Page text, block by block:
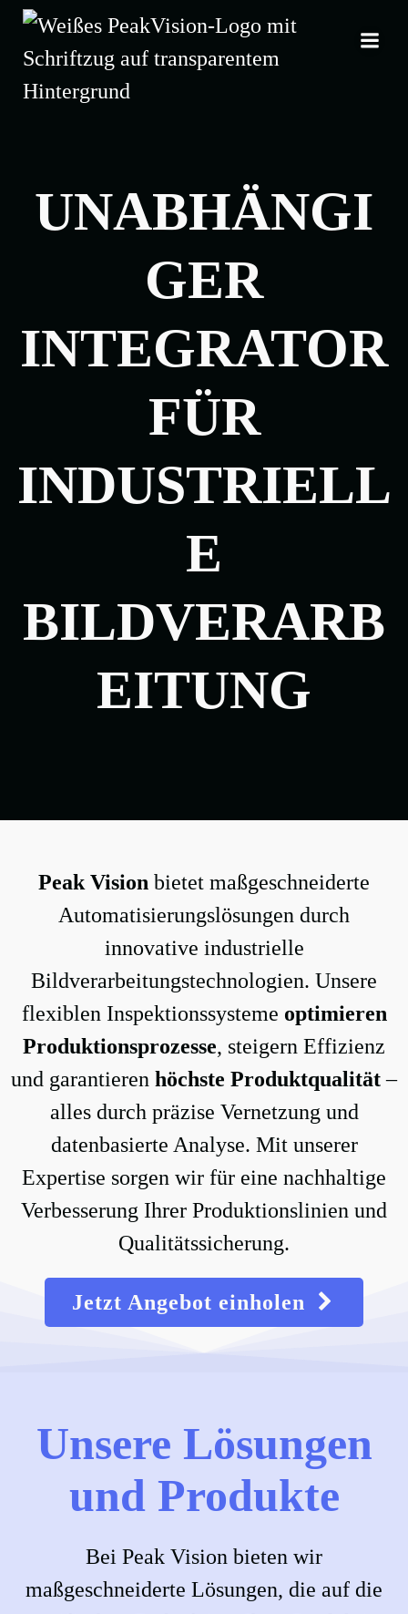
Inhalt
springen
UNABHÄNGI
GER
INTEGRATOR
FÜR
INDUSTRIELL
E
BILDVERARB
EITUNG
Peak Vision bietet maßgeschneiderte
Automatisierungslösungen durch
innovative industrielle
Bildverarbeitungstechnologien. Unsere
flexiblen Inspektionssysteme optimieren
Produktionsprozesse, steigern Effizienz
und garantieren höchste Produktqualität–
alles durch präzise Vernetzung und
datenbasierte Analyse. Mit unserer
Expertise sorgen wir für eine nachhaltige
Verbesserung Ihrer Produktionslinien und
Qualitätssicherung.
Jetzt Angebot einholen
Unsere Lösungen
und Produkte
Bei Peak Vision bieten wir
maßgeschneiderte Lösungen, die auf die